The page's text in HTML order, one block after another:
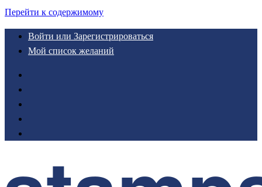
Перейти к содержимому
Войти или Зарегистрироваться
Мой список желаний